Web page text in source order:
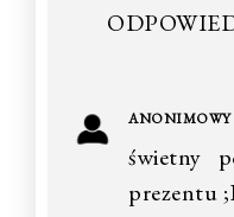
ANONIMOWY
świetny
prezentu